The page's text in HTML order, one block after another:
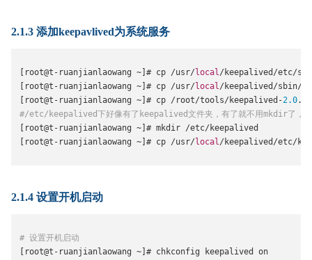
2.1.3 添加keepavlived为系统服务
root@t - ruanjianlaowang ~]# cp /usr/ local/ keepalived /etc/
root@t - ruanjianlaowang ~]# cp /usr/ local/ keepalived /sbin/
root@t - ruanjianlaowang ~]# cp / root/tools/ keepalived -2.0.
#/etc/keepalived下好像有了keepalived文件夹，有了就不用mkdir了，软
root@t - ruanjianlaowang ~]# mkdir /etc/ keepalived
root@t - ruanjianlaowang ~]# cp /usr/ local/ keepalived /etc/
2.1.4 设置开机启动
# 设置开机启动
root@t - ruanjianlaowang ~]# chkconfig keepalived on